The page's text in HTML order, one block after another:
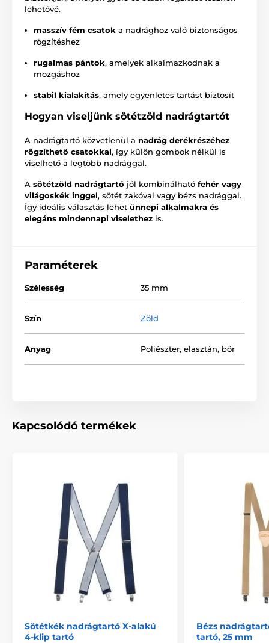
lehetővé.
masszív fém csatok a nadrághoz való biztonságos
rögzítéshez
rugalmas pántok, amelyek alkalmazkodnak a
mozgáshoz
stabil kialakítás, amely egyenletes tartást biztosít
Hogyan viseljünk sötétzöld nadrágtartót
A nadrágtartó közvetlenül a nadrág derékrészéhez
rögzíthető csatokkal, így külön gombok nélkül is
viselhető a legtöbb nadrággal.
A sötétzöld nadrágtartó jól kombinálható fehér vagy
világoskék inggel, sötét zakóval vagy bézs nadrággal.
Így ideális választás lehet ünnepi alkalmakra és
elegáns mindennapi viselethez is.
Paraméterek
Szélesség 35 mm
Szín Zöld
Anyag Poliészter, elasztán, bőr
Kapcsolódó termékek
Sötétkék nadrágtartó X-alakú
4-klip tartó
Bézs
tartó, 25 mm